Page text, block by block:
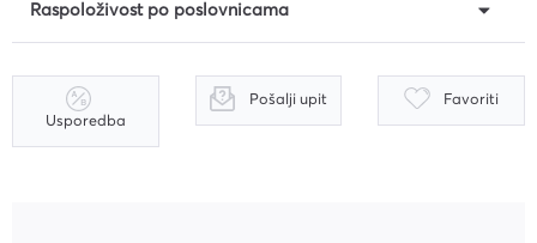
Raspoloživost po poslovnicama
Usporedba
Pošalji upit Favoriti